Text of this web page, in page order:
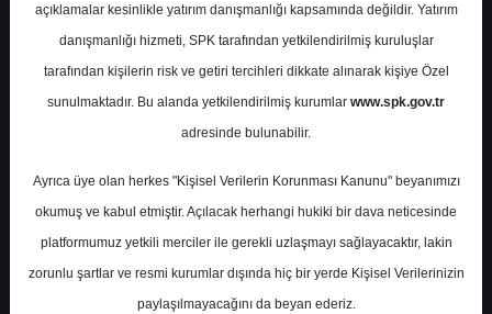
GARAN - TÜRKİYE GARANTİ
BANKASI A.Ş.
Hedef Fiyat 200.02 ₺
Getiri
%0.00
0 0
açıklamalar kesinlikle yatırım danışmanlığı kapsamında değildir. Yatırım
danışmanlığı hizmeti, SPK tarafından yetkilendirilmiş kuruluşlar
tarafından kişilerin risk ve getiri tercihleri dikkate alınarak kişiye Özel
sunulmaktadır. Bu alanda yetkilendirilmiş kurumlar www.spk.gov.tr
adresinde bulunabilir.
Ayrıca üye olan herkes "Kişisel Verilerin Korunması Kanunu" beyanımızı
okumuş ve kabul etmiştir. Açılacak herhangi hukiki bir dava neticesinde
platformumuz yetkili merciler ile gerekli uzlaşmayı sağlayacaktır, lakin
zorunlu şartlar ve resmi kurumlar dışında hiç bir yerde Kişisel Verilerinizin
paylaşılmayacağını da beyan ederiz.